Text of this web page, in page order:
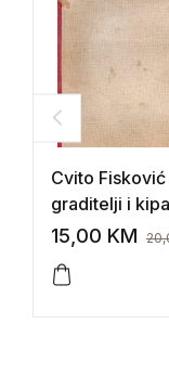
Cvito Fisković
graditelji i
I XVI. stoljeća
15,00 KM